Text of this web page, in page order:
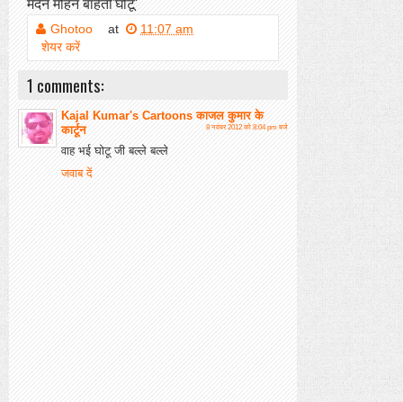
मदन मोहन बाहेती'घोटू'
Ghotoo at
11:07 am
शेयर करें
1 comments:
Kajal Kumar's Cartoons काजल कुमार के
कार्टून
8 नवंबर 2012 को 8:04 pm बजे
वाह भई घोटू जी बल्‍ले बल्‍ले
जवाब दें